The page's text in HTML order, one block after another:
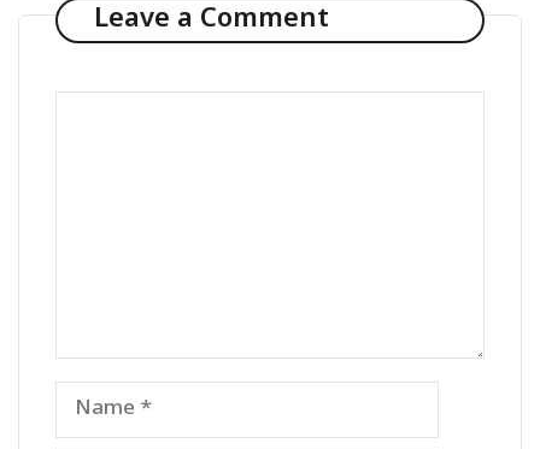
Leave a Comment
Name